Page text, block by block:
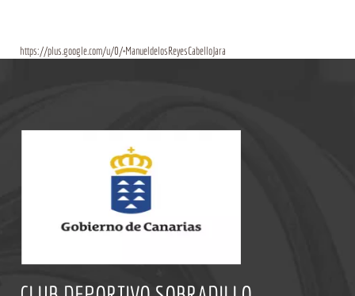
https://plus.google.com/u/0/+ManueldelosReyesCabelloJara